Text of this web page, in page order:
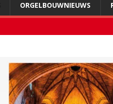
ORGELBOUWNIEUWS